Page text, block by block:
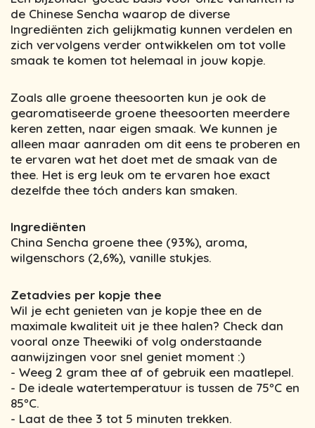
de Chinese Sencha waarop de diverse
Ingrediënten zich gelijkmatig kunnen verdelen en
zich vervolgens verder ontwikkelen om tot volle
smaak te komen tot helemaal in jouw kopje.
Zoals alle groene theesoorten kun je ook de
gearomatiseerde groene theesoorten meerdere
keren zetten, naar eigen smaak. We kunnen je
alleen maar aanraden om dit eens te proberen en
te ervaren wat het doet met de smaak van de
thee. Het is erg leuk om te ervaren hoe exact
dezelfde thee tóch anders kan smaken.
Ingrediënten
China Sencha groene thee (93%), aroma,
wilgenschors (2,6%), vanille stukjes.
Zetadvies per kopje thee
Wil je echt genieten van je kopje thee en de
maximale kwaliteit uit je thee halen? Check dan
vooral onze Theewiki of volg onderstaande
aanwijzingen voor snel geniet moment :)
- Weeg 2 gram thee af of gebruik een maatlepel.
- De ideale watertemperatuur is tussen de 75ºC en
85ºC.
- Laat de thee 3 tot 5 minuten trekken.